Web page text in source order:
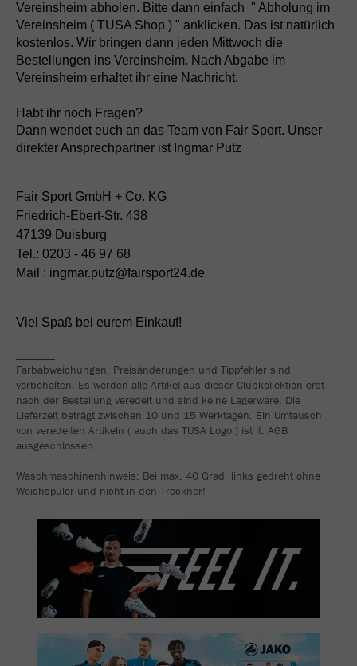
Vereinsheim abholen. Bitte dann einfach " Abholung im
Vereinsheim ( TUSA Shop ) " anklicken. Das ist natürlich
kostenlos. Wir bringen dann jeden Mittwoch die
Bestellungen ins Vereinsheim. Nach Abgabe im
Vereinsheim erhaltet ihr eine Nachricht.
Habt ihr noch Fragen?
Dann wendet euch an das Team von Fair Sport. Unser
direkter Ansprechpartner ist Ingmar Putz
Fair Sport GmbH + Co. KG
Friedrich-Ebert-Str. 438
47139 Duisburg
Tel.: 0203 - 46 97 68
Mail : ingmar.putz@fairsport24.de
Viel Spaß bei eurem Einkauf!
Farbabweichungen, Preisänderungen und Tippfehler sind
vorbehalten. Es werden alle Artikel aus dieser Clubkollektion erst
nach der Bestellung veredelt und sind keine Lagerware. Die
Lieferzeit beträgt zwischen 10 und 15 Werktagen. Ein Umtausch
von veredelten Artikeln ( auch das TUSA Logo ) ist lt. AGB
ausgeschlossen.
Waschmaschinenhinweis: Bei max. 40 Grad, links gedreht ohne
Weichspüler und nicht in den Trockner!